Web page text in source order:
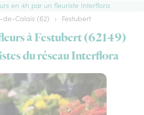
en 4h par un fleuriste Interflora
de-Calais (62) › Festubert
à Festubert (62149)
du réseau Interflora